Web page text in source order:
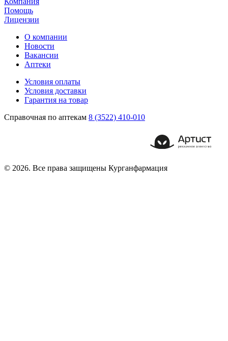
Помощь
Лицензии
О компании
Новости
Вакансии
Аптеки
Условия оплаты
Условия доставки
Гарантия на товар
Справочная по аптекам 8 (3522) 410-010
© 2026. Все права защищены Курганфармация